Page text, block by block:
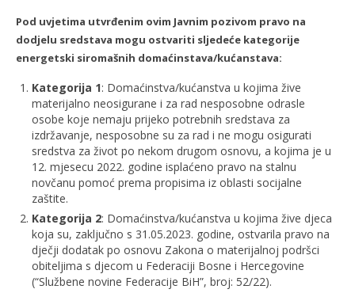
Pod uvjetima utvrđenim ovim Javnim pozivom pravo na
dodjelu sredstava mogu ostvariti sljedeće kategorije
energetski siromašnih domaćinstava/kućanstava:
Kategorija 1: Domaćinstva/kućanstva u kojima žive
materijalno neosigurane i za rad nesposobne odrasle
osobe koje nemaju prijeko potrebnih sredstava za
izdržavanje, nesposobne su za rad i ne mogu osigurati
sredstva za život po nekom drugom osnovu, a kojima je u
12. mjesecu 2022. godine isplaćeno pravo na stalnu
novčanu pomoć prema propisima iz oblasti socijalne
zaštite.
Kategorija 2: Domaćinstva/kućanstva u kojima žive djeca
koja su, zaključno s 31.05.2023. godine, ostvarila pravo na
dječji dodatak po osnovu Zakona o materijalnoj podršci
obiteljima s djecom u Federaciji Bosne i Hercegovine
(“Službene novine Federacije BiH”, broj: 52/22).